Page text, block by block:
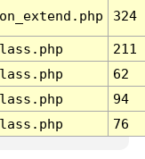
324
211
62
94
76